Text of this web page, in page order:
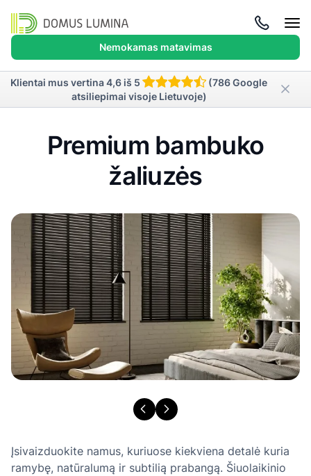
Nemokamas matavimas
Klientai mus vertina 4,6 iš 5
(786 Google
atsiliepimai visoje Lietuvoje)
Premium bambuko
žaliuzės
Įsivaizduokite namus, kuriuose kiekviena detalė kuria
ramybę, natūralumą ir subtilią prabangą. Šiuolaikinio